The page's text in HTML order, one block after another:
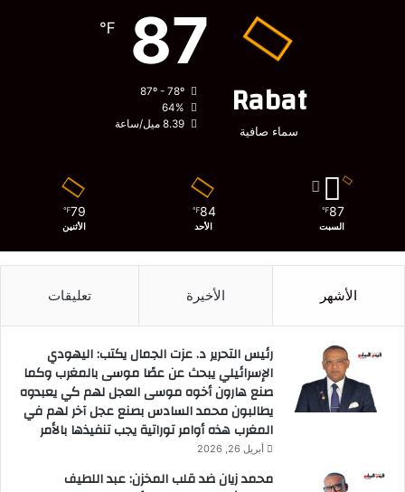
Rabat
سماء صافية
87
℉
87º - 78º
64%
8.39 ميل/ساعة
87
℉
السبت
84
℉
الأحد
79
℉
الأثنين
الأشهر الأخيرة تعليقات
رئيس التحرير د. عزت الجمال يكتب: اليهودي
الإسرائيلي يبحث عن عصًا موسى بالمغرب وكما
صنع هارون أخوه موسى العجل لهم كي يعبدوه
يطالبون محمد السادس بصنع عجل آخر لهم في
المغرب هذه أوامر توراتية يجب تنفيذها بالأمر
أبريل 26, 2026
محمد زيان ضد قلب المخزن: عبد اللطيف